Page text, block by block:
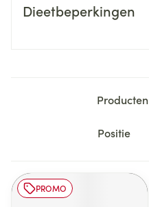
Dieetbeperkingen
Producten
Sorteer op:
PROMO